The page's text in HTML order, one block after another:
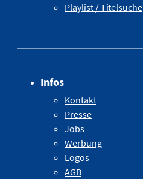
Playlist / Titelsuche
Infos
Kontakt
Presse
Jobs
Werbung
Logos
AGB